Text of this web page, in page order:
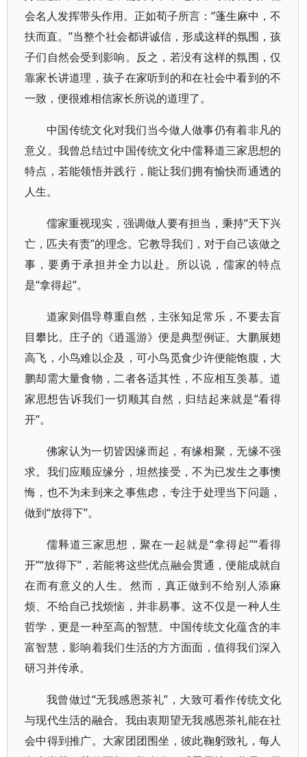
会名人发挥带头作用。正如荀子所言：“蓬生麻中，不
扶而直。”当整个社会都讲诚信，形成这样的氛围，孩
子们自然会受到影响。反之，若没有这样的氛围，仅
靠家长讲道理，孩子在家听到的和在社会中看到的不
一致，便很难相信家长所说的道理了。
中国传统文化对我们当今做人做事仍有着非凡的
意义。我曾总结过中国传统文化中儒释道三家思想的
特点，若能领悟并践行，能让我们拥有愉快而通透的
人生。
儒家重视现实，强调做人要有担当，秉持“天下兴
亡，匹夫有责”的理念。它教导我们，对于自己该做之
事，要勇于承担并全力以赴。所以说，儒家的特点
是“拿得起”。
道家则倡导尊重自然，主张知足常乐，不要去盲
目攀比。庄子的《逍遥游》便是典型例证。大鹏展翅
高飞，小鸟难以企及，可小鸟觅食少许便能饱腹，大
鹏却需大量食物，二者各适其性，不应相互羡慕。道
家思想告诉我们一切顺其自然，归结起来就是“看得
开”。
佛家认为一切皆因缘而起，有缘相聚，无缘不强
求。我们应顺应缘分，坦然接受，不为已发生之事懊
悔，也不为未到来之事焦虑，专注于处理当下问题，
做到“放得下”。
儒释道三家思想，聚在一起就是“拿得起”“看得
开”“放得下”，若能将这些优点融会贯通，便能成就自
在而有意义的人生。然而，真正做到不给别人添麻
烦、不给自己找烦恼，并非易事。这不仅是一种人生
哲学，更是一种至高的智慧。中国传统文化蕴含的丰
富智慧，影响着我们生活的方方面面，值得我们深入
研习并传承。
我曾做过“无我感恩茶礼”，大致可看作传统文化
与现代生活的融合。我由衷期望无我感恩茶礼能在社
会中得到推广。大家团团围坐，彼此鞠躬致礼，每人